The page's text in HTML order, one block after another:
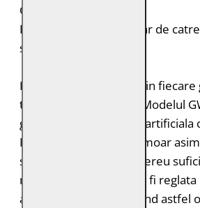
Croiala: Regular Fit
Intretinere: Spalare doar de
specializat
Paltoanele se regasesc in
timpul sezonului rece. Modelul
guler cu rever cu blana artificiala
Haina se inchide cu fermoar
sensuri, care asigura mereu
miscare. Latimea poate fi reglata
ajutorul curelei, subliniind astfel